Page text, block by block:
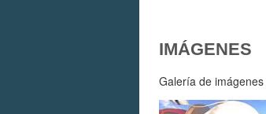
IMÁGENES
Galería de